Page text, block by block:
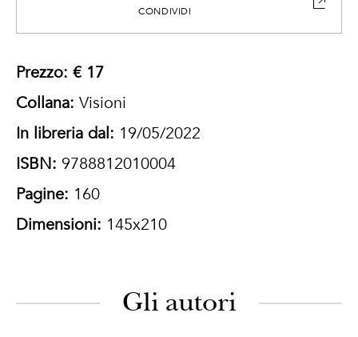
CONDIVIDI
Prezzo: € 17
Collana: Visioni
In libreria dal: 19/05/2022
ISBN: 9788812010004
Pagine: 160
Dimensioni: 145x210
Gli autori